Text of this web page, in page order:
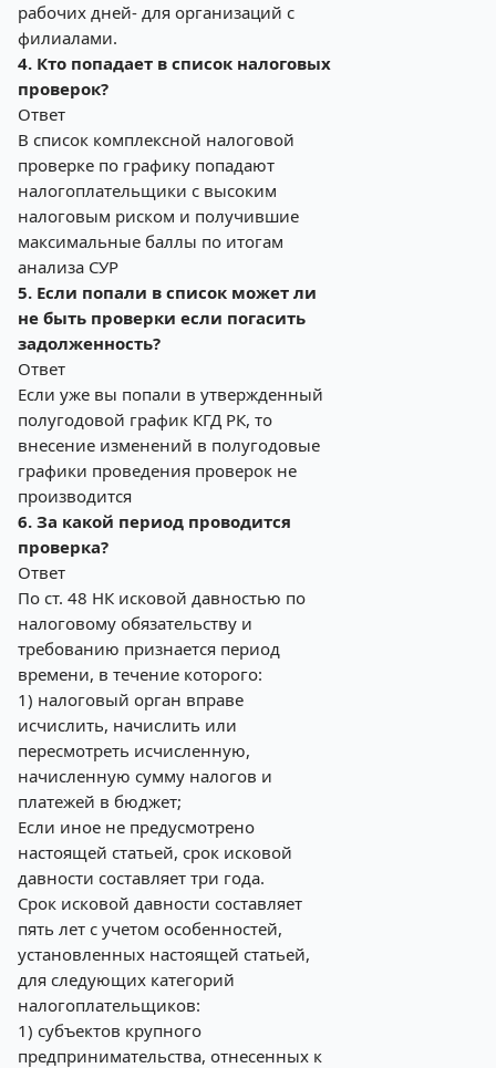
рабочих дней- для организаций с
филиалами.
4. Кто попадает в список налоговых
проверок?
Ответ
В список комплексной налоговой
проверке по графику попадают
налогоплательщики с высоким
налоговым риском и получившие
максимальные баллы по итогам
анализа СУР
5. Если попали в список может ли
не быть проверки если погасить
задолженность?
Ответ
Если уже вы попали в утвержденный
полугодовой график КГД РК, то
внесение изменений в полугодовые
графики проведения проверок не
производится
6. За какой период проводится
проверка?
Ответ
По ст. 48 НК исковой давностью по
налоговому обязательству и
требованию признается период
времени, в течение которого:
1) налоговый орган вправе
исчислить, начислить или
пересмотреть исчисленную,
начисленную сумму налогов и
платежей в бюджет;
Если иное не предусмотрено
настоящей статьей, срок исковой
давности составляет три года.
Срок исковой давности составляет
пять лет с учетом особенностей,
установленных настоящей статьей,
для следующих категорий
налогоплательщиков:
1) субъектов крупного
предпринимательства, отнесенных к